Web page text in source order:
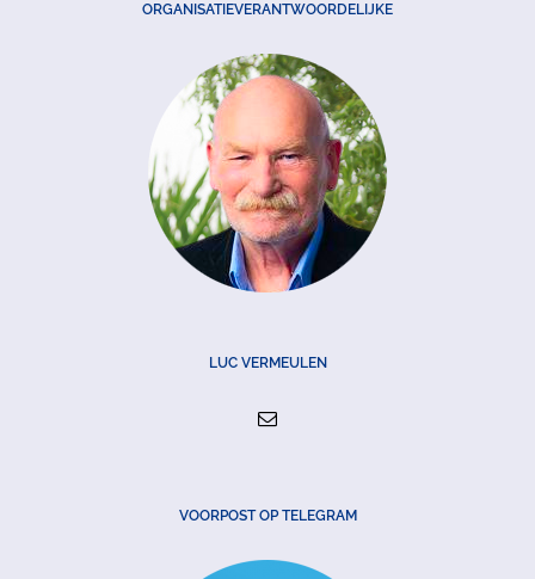
ORGANISATIEVERANTWOORDELIJKE
LUC VERMEULEN
VOORPOST OP TELEGRAM